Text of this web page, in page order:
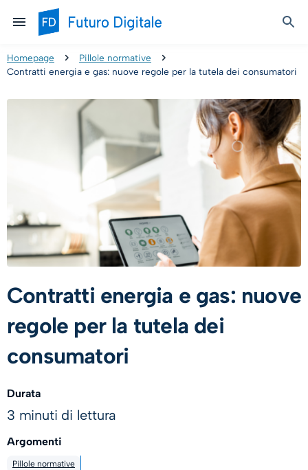
Homepage
Pillole normative
Contratti energia e gas: nuove regole per la tutela dei consumatori
Contratti energia e gas: nuove
regole per la tutela dei
consumatori
Durata
3 minuti di lettura
Argomenti
Pillole normative